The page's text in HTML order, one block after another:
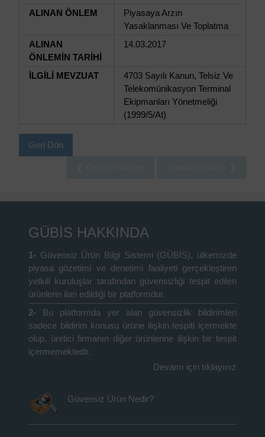
ALINAN ÖNLEM
Piyasaya Arzın
Yasaklanması Ve Toplatma
ALINAN
ÖNLEMİN TARİHİ
14.03.2017
İLGİLİ MEVZUAT
4703 Sayılı Kanun, Telsiz Ve
Telekomünikasyon Terminal
Ekipmanları Yönetmeliği
(1999/5/At)
Geri Dön
GÜBİS HAKKINDA
1- Güvensiz Ürün Bilgi Sistemi (GÜBİS), ülkemizde
piyasa gözetimi ve denetimi faaliyeti gerçekleştiren
yetkili kuruluşlar tarafından güvensizliği tespit edilen
ürünlerin ilan edildiği bir platformdur.
2-
Bu platformda yer alan güvensizlik bildirimleri
sadece bildirim konusu ürüne ilişkin tespiti içermekte
olup, üretici firmanın diğer ürünlerine ilişkin bir tespit
içermemektedir.
Devamı için tıklayınız
Güvensiz Ürün Nedir?